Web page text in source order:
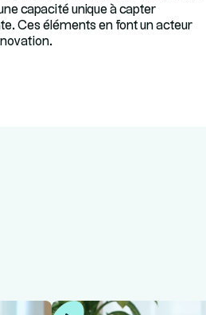
capacité unique à capter
Ces éléments en font un acteur